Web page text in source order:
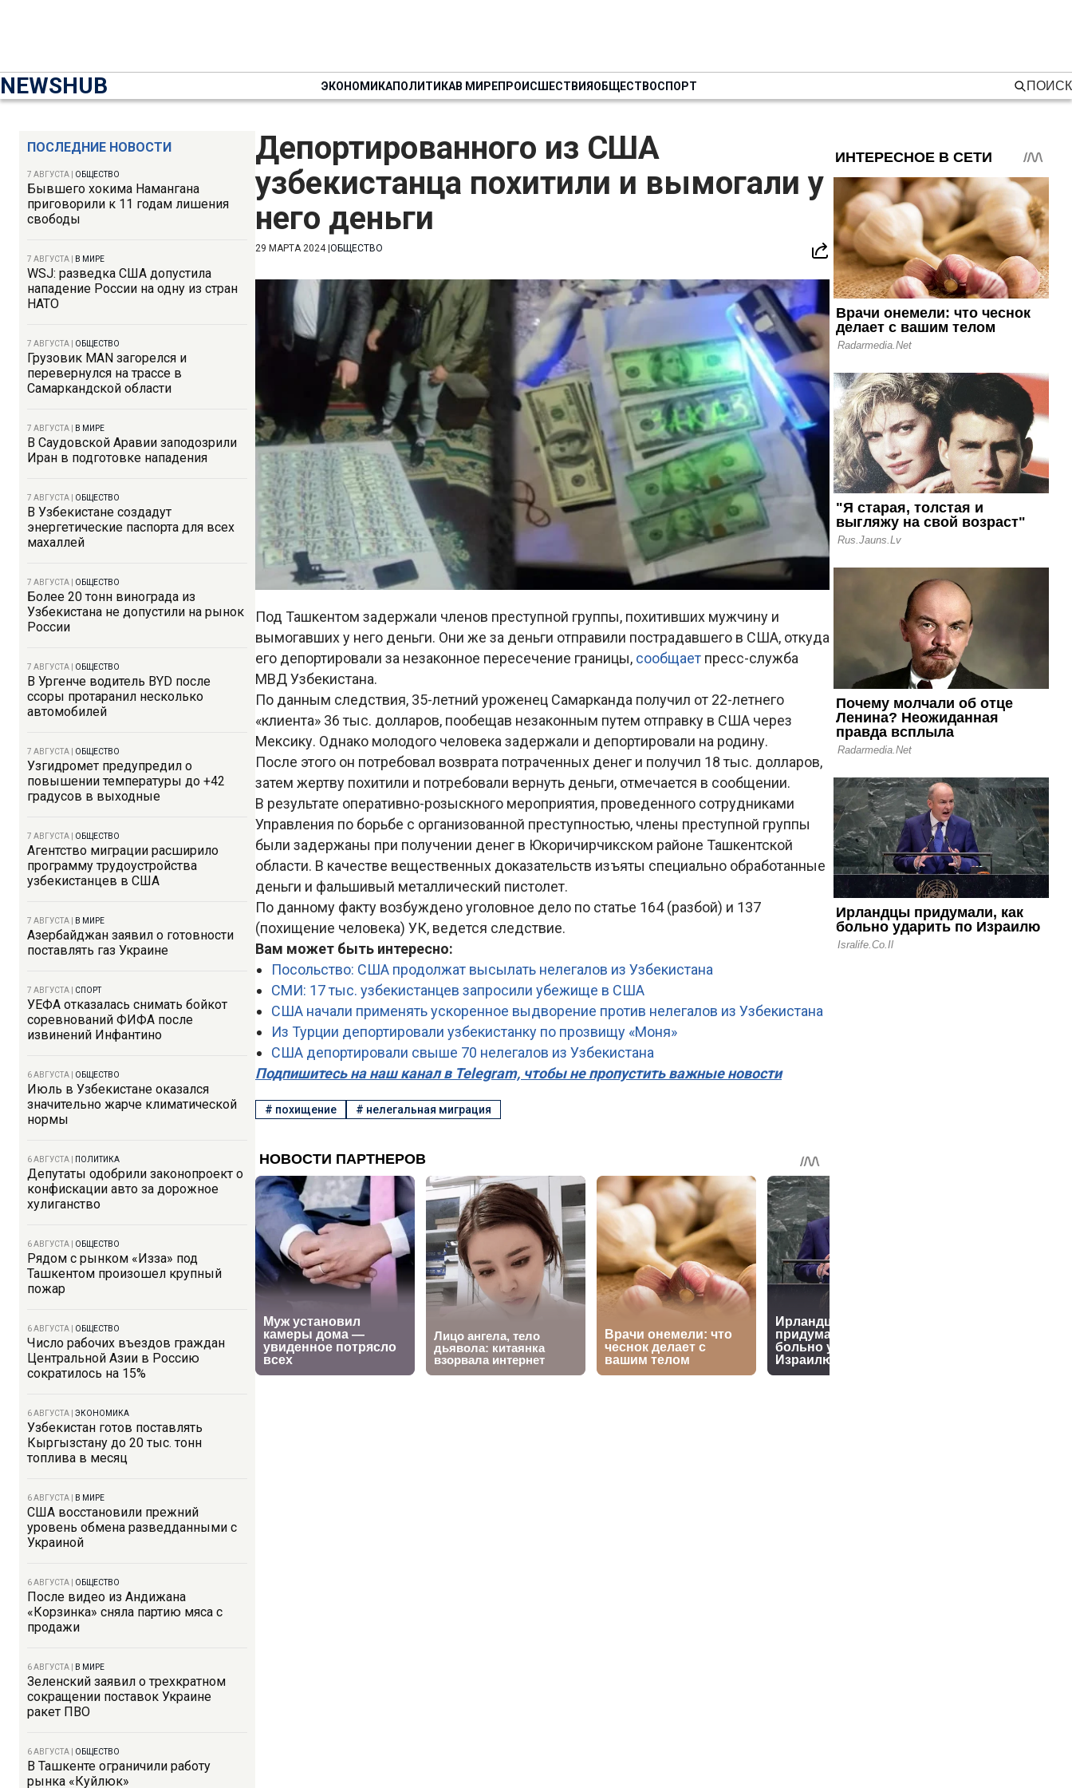
NEWSHUB ЭКОНОМИКАПОЛИТИКАВ МИРЕПРОИСШЕСТВИЯОБЩЕСТВОСПОРТ ПОИСК
ПОСЛЕДНИЕ НОВОСТИ
7 АВГУСТА ОБЩЕСТВО
Бывшего хокима Намангана
приговорили к 11 годам лишения
свободы
7 АВГУСТА В МИРЕ
WSJ: разведка США допустила
нападение России на одну из стран
НАТО
7 АВГУСТА ОБЩЕСТВО
Грузовик MAN загорелся и
перевернулся на трассе в
Самаркандской области
7 АВГУСТА В МИРЕ
В Саудовской Аравии заподозрили
Иран в подготовке нападения
7 АВГУСТА ОБЩЕСТВО
В Узбекистане создадут
энергетические паспорта для всех
махаллей
7 АВГУСТА ОБЩЕСТВО
Более 20 тонн винограда из
Узбекистана не допустили на рынок
России
7 АВГУСТА ОБЩЕСТВО
В Ургенче водитель BYD после
ссоры протаранил несколько
автомобилей
7 АВГУСТА ОБЩЕСТВО
Узгидромет предупредил о
повышении температуры до +42
градусов в выходные
7 АВГУСТА ОБЩЕСТВО
Агентство миграции расширило
программу трудоустройства
узбекистанцев в США
7 АВГУСТА В МИРЕ
Азербайджан заявил о готовности
поставлять газ Украине
7 АВГУСТА СПОРТ
УЕФА отказалась снимать бойкот
соревнований ФИФА после
извинений Инфантино
6 АВГУСТА ОБЩЕСТВО
Июль в Узбекистане оказался
значительно жарче климатической
нормы
6 АВГУСТА ПОЛИТИКА
Депутаты одобрили законопроект о
конфискации авто за дорожное
хулиганство
6 АВГУСТА ОБЩЕСТВО
Рядом с рынком «Изза» под
Ташкентом произошел крупный
пожар
6 АВГУСТА ОБЩЕСТВО
Число рабочих въездов граждан
Центральной Азии в Россию
сократилось на 15%
6 АВГУСТА ЭКОНОМИКА
Узбекистан готов поставлять
Кыргызстану до 20 тыс. тонн
топлива в месяц
6 АВГУСТА В МИРЕ
США восстановили прежний
уровень обмена разведданными с
Украиной
6 АВГУСТА ОБЩЕСТВО
После видео из Андижана
«Корзинка» сняла партию мяса с
продажи
6 АВГУСТА В МИРЕ
Зеленский заявил о трехкратном
сокращении поставок Украине
ракет ПВО
6 АВГУСТА ОБЩЕСТВО
В Ташкенте ограничили работу
рынка «Куйлюк»
Депортированного из США
узбекистанца похитили и вымогали у
него деньги
29 МАРТА 2024| ОБЩЕСТВО
Под Ташкентом задержали членов преступной группы, похитивших мужчину и
вымогавших у него деньги. Они же за деньги отправили пострадавшего в США, откуда
его депортировали за незаконное пересечение границы, сообщает пресс-служба
МВД Узбекистана.
По данным следствия, 35-летний уроженец Самарканда получил от 22-летнего
«клиента» 36 тыс. долларов, пообещав незаконным путем отправку в США через
Мексику. Однако молодого человека задержали и депортировали на родину.
После этого он потребовал возврата потраченных денег и получил 18 тыс. долларов,
затем жертву похитили и потребовали вернуть деньги, отмечается в сообщении.
В результате оперативно-розыскного мероприятия, проведенного сотрудниками
Управления по борьбе с организованной преступностью, члены преступной группы
были задержаны при получении денег в Юкоричирчикском районе Ташкентской
области. В качестве вещественных доказательств изъяты специально обработанные
деньги и фальшивый металлический пистолет.
По данному факту возбуждено уголовное дело по статье 164 (разбой) и 137
(похищение человека) УК, ведется следствие.
Вам может быть интересно:
Посольство: США продолжат высылать нелегалов из Узбекистана
СМИ: 17 тыс. узбекистанцев запросили убежище в США
США начали применять ускоренное выдворение против нелегалов из Узбекистана
Из Турции депортировали узбекистанку по прозвищу «Моня»
США депортировали свыше 70 нелегалов из Узбекистана
Подпишитесь на наш канал в Telegram, чтобы не пропустить важные новости
# похищение # нелегальная миграция